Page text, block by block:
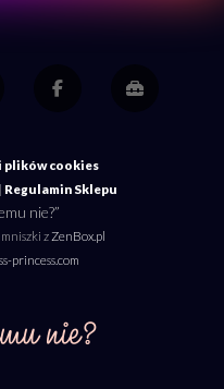
plików cookies
| Regulamin Sklepu
nie?”
z ZenBox.pl
princess.com